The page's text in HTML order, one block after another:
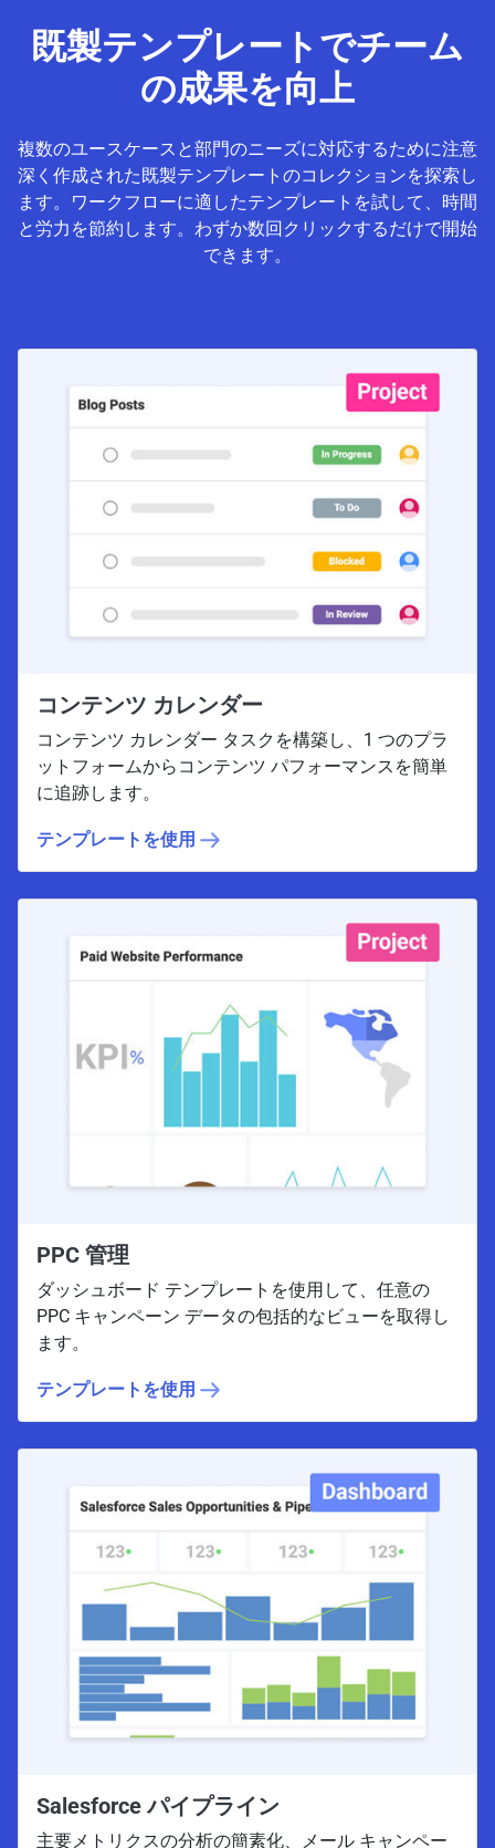
既製テンプレートでチーム
の成果を向上
複数のユースケースと部門のニーズに対応するために注意
深く作成された既製テンプレートのコレクションを探索し
ます。ワークフローに適したテンプレートを試して、時間
と労力を節約します。わずか数回クリックするだけで開始
できます。
コンテンツ カレンダー
コンテンツ カレンダー タスクを構築し、1 つのプラ
ットフォームからコンテンツ パフォーマンスを簡単
に追跡します。
テンプレートを使用
PPC 管理
ダッシュボード テンプレートを使用して、任意の
PPC キャンペーン データの包括的なビューを取得し
ます。
テンプレートを使用
Salesforce パイプライン
主要メトリクスの分析の簡素化、メール キャンペー